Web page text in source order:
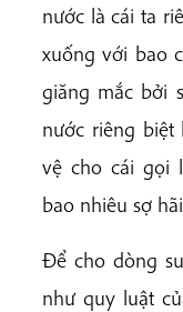
nước là cái ta
xuống với bao
giăng mắc bởi
nước riêng
vệ cho cái gọi
bao nhiêu sợ
Để cho dòng
như quy luật